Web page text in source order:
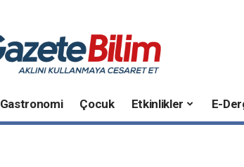
Gastronomi Çocuk Etkinlikler E-